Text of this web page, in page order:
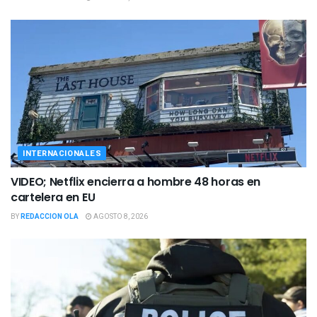
INTERNACIONALES
VIDEO; Netflix encierra a hombre 48 horas en
cartelera en EU
BYREDACCION OLA AGOSTO 8, 2026